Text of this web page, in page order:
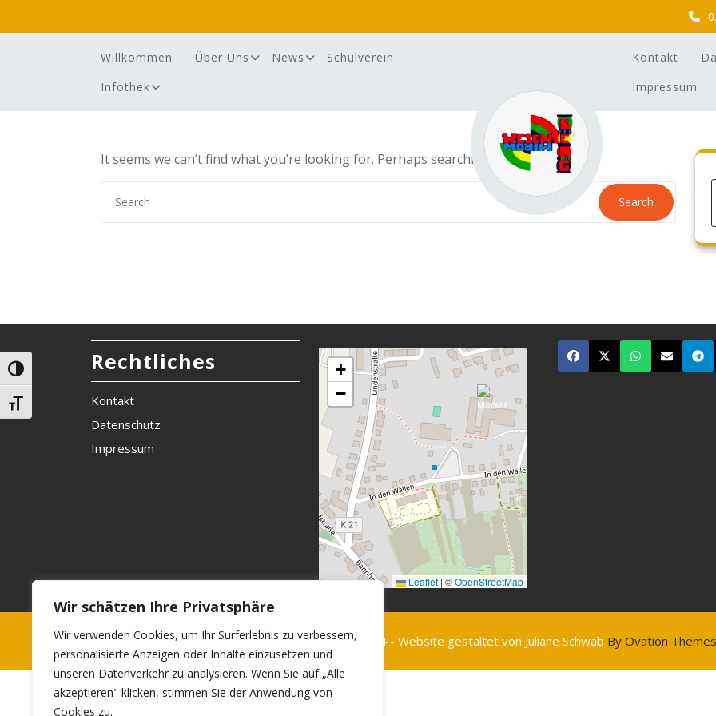
Wir schätzen Ihre Privatsphäre
Wir verwenden Cookies, um Ihr Surferlebnis zu verbessern,
personalisierte Anzeigen oder Inhalte einzusetzen und
unseren Datenverkehr zu analysieren. Wenn Sie auf „Alle
akzeptieren" klicken, stimmen Sie der Anwendung von
Cookies zu.
Umschalten auf hohe Kontraste
Schrift vergrößern
Willkommen Über Uns News
Schulverein
Infothek
Kontakt
Impressum
It seems we can’t find what you’re looking for. Perhaps searching can help.
Search
Rechtliches
Kontakt
Datenschutz
Impressum
+
−
Leaflet | ©OpenStreetMap
2024 - Website gestaltet von Juliane Schwab By Ovation Themes